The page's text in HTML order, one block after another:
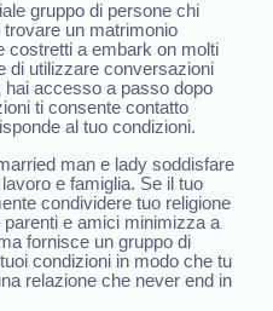
gruppo di persone chi
un matrimonio
costretti a embark on molti
di utilizzare conversazioni
hai accesso a passo dopo
ti consente contatto
al tuo condizioni.
man e lady soddisfare
e famiglia. Se il tuo
condividere tuo religione
e amici minimizza a
fornisce un gruppo di
condizioni in modo che tu
relazione che never end in